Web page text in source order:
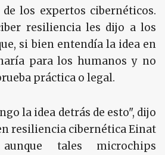
los expertos cibernéticos.
resiliencia les dijo a los
si bien entendía la idea en
para los humanos y no
práctica o legal.
la idea detrás de esto", dijo
resiliencia cibernética Einat
tales microchips